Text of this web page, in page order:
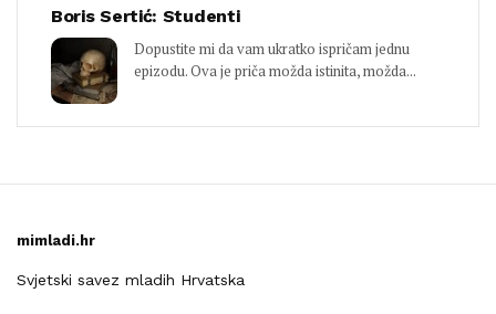
Boris Sertić: Studenti
Dopustite mi da vam ukratko ispričam jednu
epizodu. Ova je priča možda istinita, možda...
mimladi.hr
Svjetski savez mladih Hrvatska